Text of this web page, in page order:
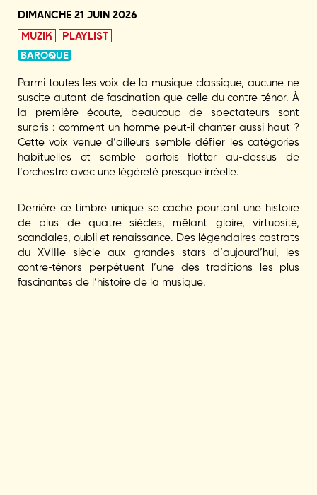
DIMANCHE 21 JUIN 2026
MUZIK
PLAYLIST
BAROQUE
Parmi toutes les voix de la musique classique, aucune ne
suscite autant de fascination que celle du contre-ténor. À
la première écoute, beaucoup de spectateurs sont
surpris : comment un homme peut-il chanter aussi haut ?
Cette voix venue d’ailleurs semble défier les catégories
habituelles et semble parfois flotter au-dessus de
l’orchestre avec une légèreté presque irréelle.
Derrière ce timbre unique se cache pourtant une histoire
de plus de quatre siècles, mêlant gloire, virtuosité,
scandales, oubli et renaissance. Des légendaires castrats
du XVIIIe siècle aux grandes stars d’aujourd’hui, les
contre-ténors perpétuent l’une des traditions les plus
fascinantes de l’histoire de la musique.